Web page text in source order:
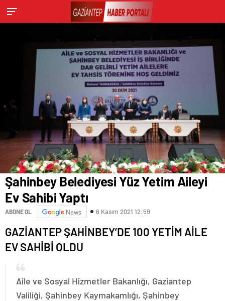
Şahinbey Belediyesi Yüz Yetim Aileyi
Ev Sahibi Yaptı
ABONE OL News 6 Kasım 2021 12:59
GAZİANTEP ŞAHİNBEY’DE 100 YETİM AİLE
EV SAHİBİ OLDU
Aile ve Sosyal Hizmetler Bakanlığı, Gaziantep
Valiliği, Şahinbey Kaymakamlığı, Şahinbey